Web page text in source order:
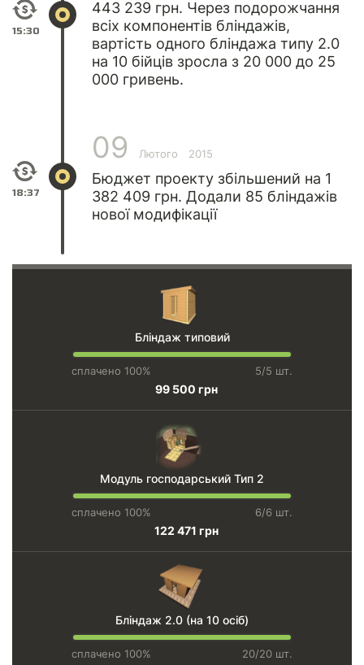
15:30
443 239 грн. Через подорожчання
всіх компонентів бліндажів,
вартість одного бліндажа типу 2.0
на 10 бійців зросла з 20 000 до 25
000 гривень.
18:37
09 Лютого 2015
Бюджет проекту збільшений на 1
382 409 грн. Додали 85 бліндажів
нової модифікації
Бліндаж типовий
сплачено 100% 5/5 шт.
99 500 грн
Модуль господарський Тип 2
сплачено 100% 6/6 шт.
122 471 грн
Бліндаж 2.0 (на 10 осіб)
сплачено 100% 20/20 шт.